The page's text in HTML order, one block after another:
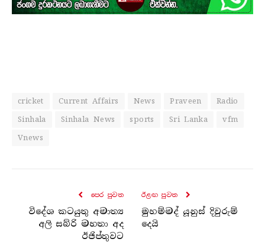
cricket Current Affairs News Praveen
Radio
Sinhala
Sinhala News sports Sri Lanka
vfm
Vnews
පෙර පුව​ත
විදේශ කටයුතු අමාත්‍ය
අලි සබ්රි මහතා අද
ඊජිප්තුවට
ඊළඟ පුව​ත
මුහම්මද් යූනුස් දිවුරුම්
දෙයි